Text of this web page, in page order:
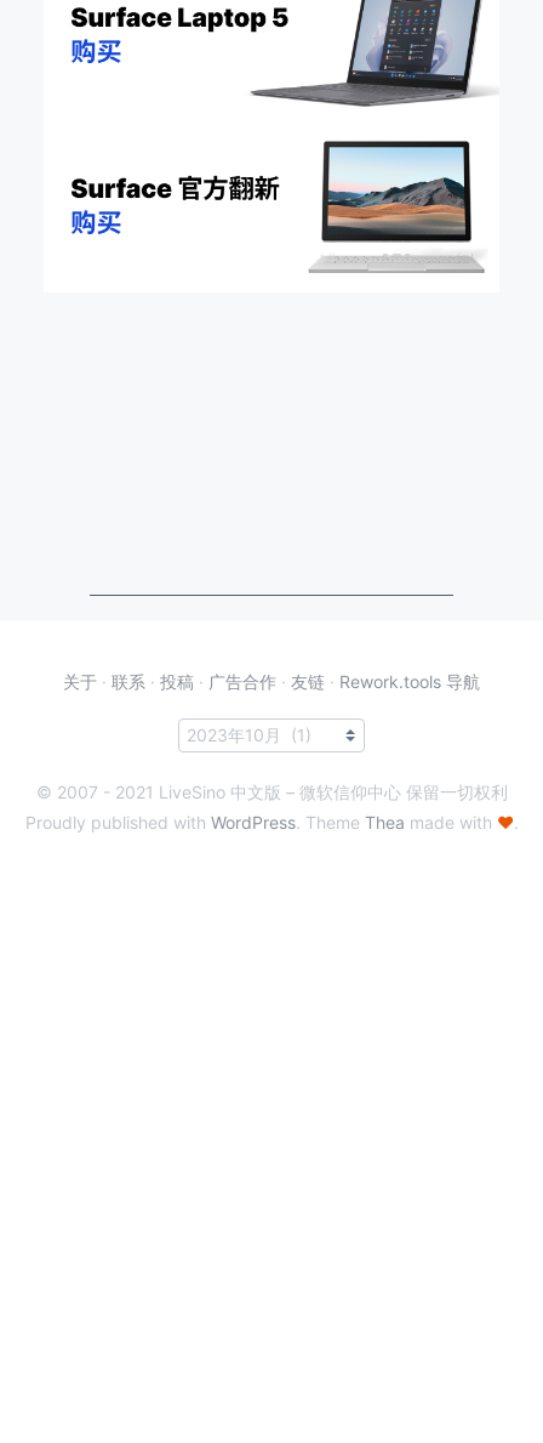
关于 · 联系 · 投稿 · 广告合作 · 友链 · Rework.tools 导航
© 2007 - 2021 LiveSino 中文版 – 微软信仰中心 保留一切权利
Proudly published with WordPress. Theme Thea made with ♥.